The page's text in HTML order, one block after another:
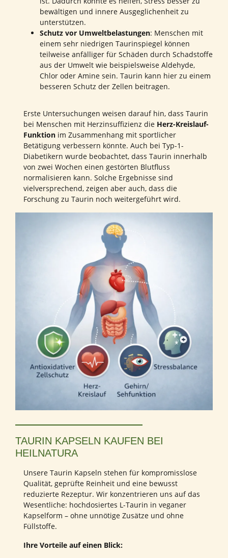
bewältigen und innere Ausgeglichenheit zu
unterstützen.
Schutz vor Umweltbelastungen: Menschen mit
einem sehr niedrigen Taurinspiegel können
teilweise anfälliger für Schäden durch Schadstoffe
aus der Umwelt wie beispielsweise Aldehyde,
Chlor oder Amine sein. Taurin kann hier zu einem
besseren Schutz der Zellen beitragen.
Erste Untersuchungen weisen darauf hin, dass Taurin
bei Menschen mit Herzinsuffizienz die Herz-Kreislauf-
Funktion im Zusammenhang mit sportlicher
Betätigung verbessern könnte. Auch bei Typ-1-
Diabetikern wurde beobachtet, dass Taurin innerhalb
von zwei Wochen einen gestörten Blutfluss
normalisieren kann. Solche Ergebnisse sind
vielversprechend, zeigen aber auch, dass die
Forschung zu Taurin noch weitergeführt wird.
TAURIN KAPSELN KAUFEN BEI
HEILNATURA
Unsere Taurin Kapseln stehen für kompromisslose
Qualität, geprüfte Reinheit und eine bewusst
reduzierte Rezeptur. Wir konzentrieren uns auf das
Wesentliche: hochdosiertes L-Taurin in veganer
Kapselform – ohne unnötige Zusätze und ohne
Füllstoffe.
Ihre Vorteile auf einen Blick: